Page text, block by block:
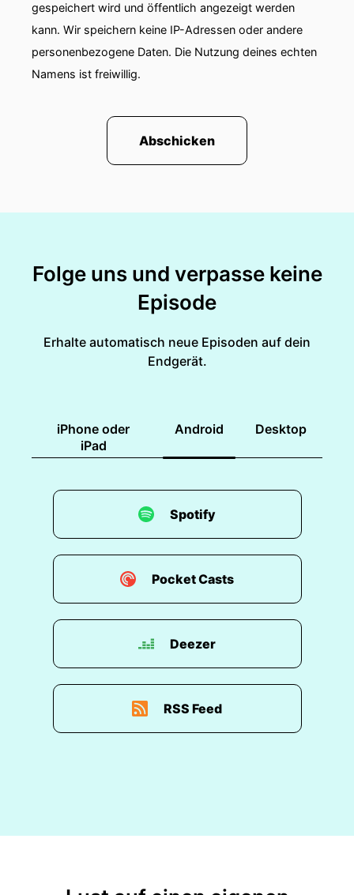
gespeichert wird und öffentlich angezeigt werden
kann. Wir speichern keine IP-Adressen oder andere
personenbezogene Daten. Die Nutzung deines echten
Namens ist freiwillig.
Abschicken
Folge uns und verpasse keine
Episode
Erhalte automatisch neue Episoden auf dein
Endgerät.
iPhone oder
iPad
Android Desktop
Spotify
Pocket Casts
Deezer
RSS Feed